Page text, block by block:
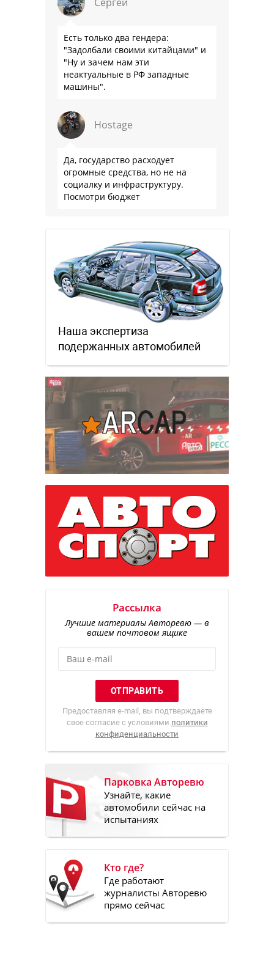
Есть только два гендера:
"Задолбали своими китайцами" и
"Ну и зачем нам эти
неактуальные в РФ западные
машины".
Hostage
Да, государство расходует
огромные средства, но не на
социалку и инфраструктуру.
Посмотри бюджет
Наша экспертиза
подержанных автомобилей
Рассылка
Лучшие материалы Авторевю — в
вашем почтовом ящике
Предоставляя e-mail, вы подтверждаете
свое согласие с условиями политики
конфиденциальности
Парковка Авторевю
Узнайте, какие
автомобили сейчас на
испытаниях
Кто где?
Где работают
журналисты Авторевю
прямо сейчас